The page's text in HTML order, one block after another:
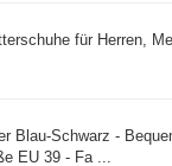
für Herren,
Blau-Schwarz -
EU 39 - Fa ...